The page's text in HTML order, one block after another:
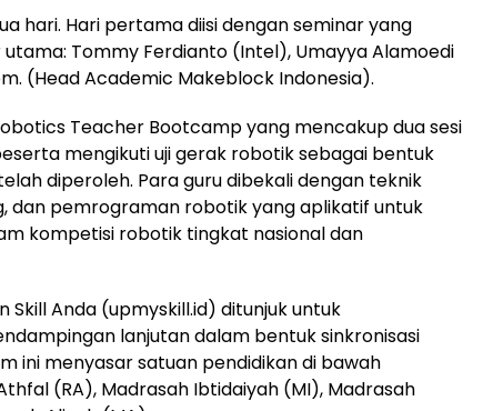
hari. Hari pertama diisi dengan seminar yang
Tommy Ferdianto (Intel), Umayya Alamoedi
(Head Academic Makeblock Indonesia).
Teacher Bootcamp yang mencakup dua sesi
mengikuti uji gerak robotik sebagai bentuk
diperoleh. Para guru dibekali dengan teknik
dan pemrograman robotik yang aplikatif untuk
kompetisi robotik tingkat nasional dan
Skill Anda (upmyskill.id) ditunjuk untuk
lanjutan dalam bentuk sinkronisasi
ini menyasar satuan pendidikan di bawah
(RA), Madrasah Ibtidaiyah (MI), Madrasah